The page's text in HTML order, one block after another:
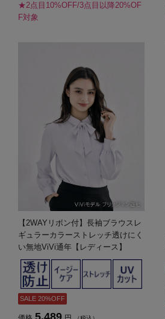
★2点目10%OFF/3点目以降20%OF
F対象
【2WAYリボン付】長袖ブラウスレ
ギュラーカラーストレッチ透けにく
い無地ViVi通年【レディース】
SALE 20%OFF
5,489